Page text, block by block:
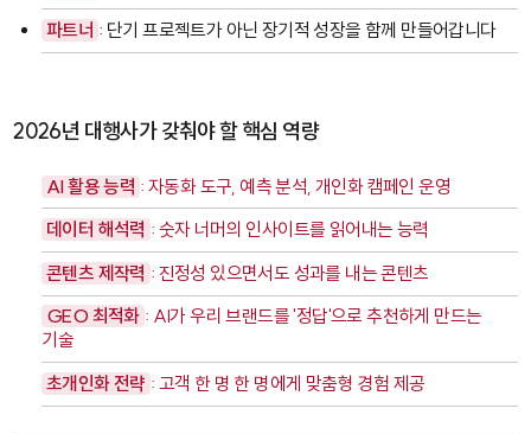
파트너 : 단기 프로젝트가 아닌 장기적 성장을 함께 만들어갑니다
2026년 대행사가 갖춰야 할 핵심 역량
AI 활용 능력 : 자동화 도구, 예측 분석, 개인화 캠페인 운영
데이터 해석력 : 숫자 너머의 인사이트를 읽어내는 능력
콘텐츠 제작력 : 진정성 있으면서도 성과를 내는 콘텐츠
GEO 최적화 : AI가 우리 브랜드를 '정답'으로 추천하게 만드는
기술
초개인화 전략 : 고객 한 명 한 명에게 맞춤형 경험 제공